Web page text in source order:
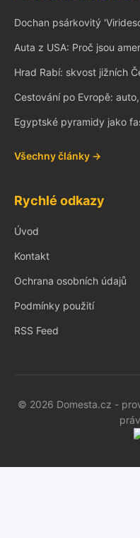
Dochan psárkovitý
Auta z USA: Proč jsou
Hrad Rabí: skvost jižních
Cestování po Evropě:
Egyptské pyramidy jako
Všechny články →
Rychlé odkazy
Úvod
Kontakt
Ochrana osobních údajů
Podmínky použití
RSS Feed
© 2026 Domesta.cz -